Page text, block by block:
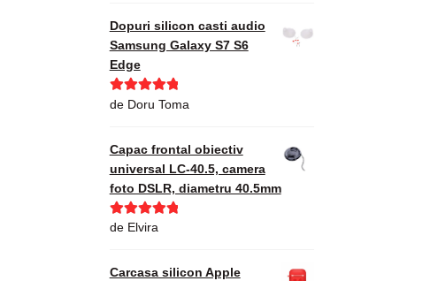
Dopuri silicon casti audio
Samsung Galaxy S7 S6
Edge
Evaluat la5
de Doru Toma
Capac frontal obiectiv
universal LC-40.5, camera
foto DSLR, diametru 40.5mm
Evaluat la
de Elvira
Carcasa silicon Apple